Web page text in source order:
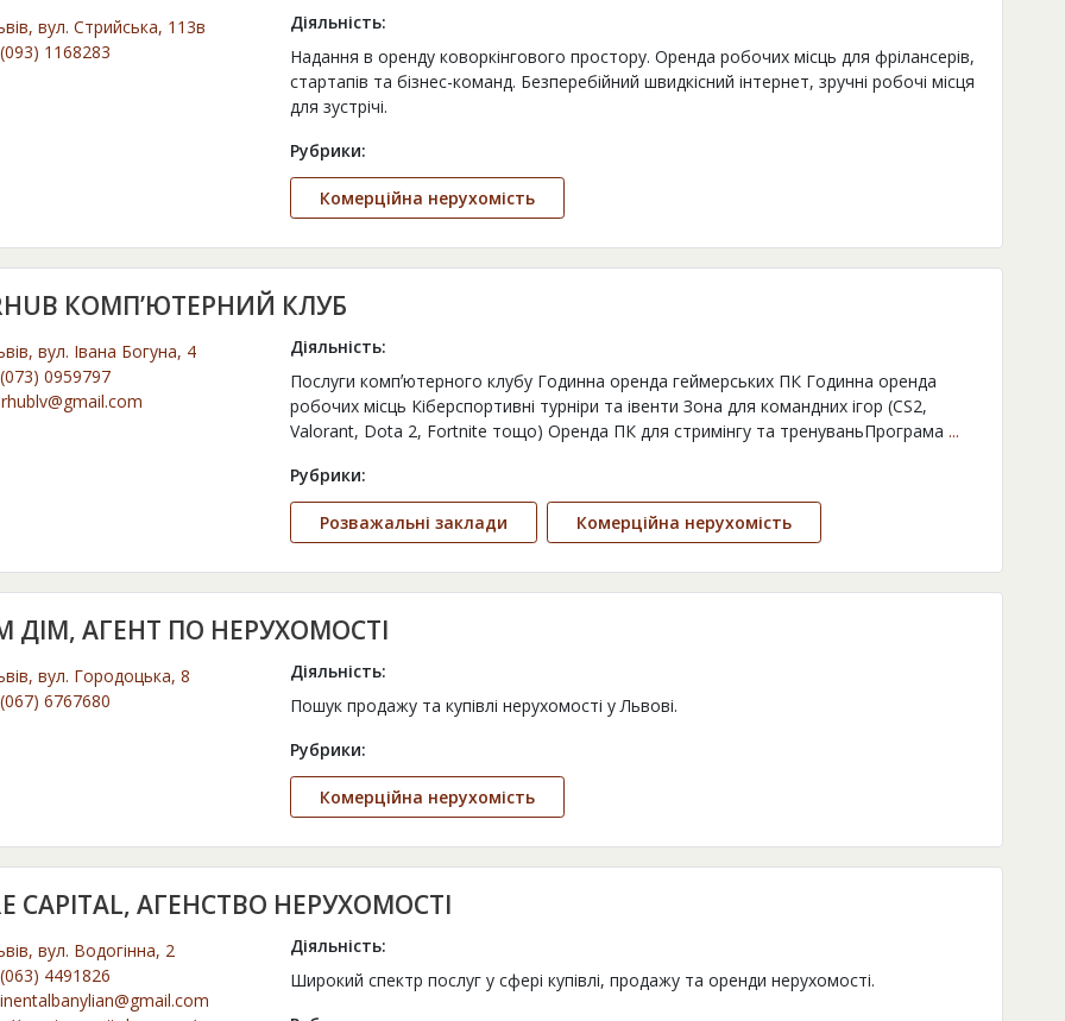
вул. Стрийська, 113в
1168283
Діяльність:
Надання в оренду коворкінгового простору. Оренда робочих місць для фрілансерів,
стартапів та бізнес-команд. Безперебійний швидкісний інтернет, зручні робочі місця
для зустрічі.
Рубрики:
Комерційна нерухомість
КОМП’ЮТЕРНИЙ КЛУБ
вул. Івана Богуна, 4
0959797
Діяльність:
Послуги компʼютерного клубу Годинна оренда геймерських ПК Годинна оренда
робочих місць Кіберспортивні турніри та івенти Зона для командних ігор (CS2,
Valorant, Dota 2, Fortnite тощо) Оренда ПК для стримінгу та тренуваньПрограма ...
Рубрики:
Розважальні заклади Комерційна нерухомість
ДІМ, АГЕНТ ПО НЕРУХОМОСТІ
вул. Городоцька, 8
6767680
Діяльність:
Пошук продажу та купівлі нерухомості у Львові.
Рубрики:
Комерційна нерухомість
CAPITAL, АГЕНСТВО НЕРУХОМОСТІ
вул. Водогінна, 2
4491826
Діяльність:
Широкий спектр послуг у сфері купівлі, продажу та оренди нерухомості.